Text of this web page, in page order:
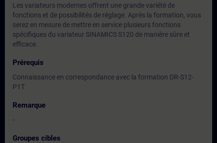
Les variateurs modernes offrent une grande variété de
fonctions et de possibilités de réglage. Après la formation, vous
serez en mesure de mettre en service plusieurs fonctions
spécifiques du variateur SINAMICS S120 de manière sûre et
efficace.
Prérequis
Connaissance en correspondance avec la formation DR-S12-
P1T
Remarque
-
Groupes cibles